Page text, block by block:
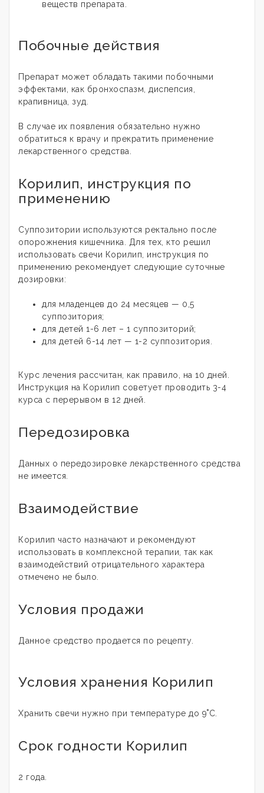
веществ препарата.
Побочные действия
Препарат может обладать такими побочными
эффектами, как бронхоспазм, диспепсия,
крапивница, зуд.
В случае их появления обязательно нужно
обратиться к врачу и прекратить применение
лекарственного средства.
Корилип, инструкция по
применению
Суппозитории используются ректально после
опорожнения кишечника. Для тех, кто решил
использовать свечи Корилип, инструкция по
применению рекомендует следующие суточные
дозировки:
для младенцев до 24 месяцев — 0,5
суппозитория;
для детей 1-6 лет – 1 суппозиторий;
для детей 6-14 лет — 1-2 суппозитория.
Курс лечения рассчитан, как правило, на 10 дней.
Инструкция на Корилип советует проводить 3-4
курса с перерывом в 12 дней.
Передозировка
Данных о передозировке лекарственного средства
не имеется.
Взаимодействие
Корилип часто назначают и рекомендуют
использовать в комплексной терапии, так как
взаимодействий отрицательного характера
отмечено не было.
Условия продажи
Данное средство продается по рецепту.
Условия хранения Корилип
Хранить свечи нужно при температуре до 9˚С.
Срок годности Корилип
2 года.